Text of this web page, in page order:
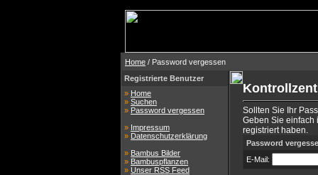
Home / Password vergessen
Registrierte Benutzer
» Home
» Suchen
» Password vergessen
» Impressum
» Datenschutzerklärung
» Bambus Bilder
» Bambuspflanzen
» Unser RSS Feed
Sollten Sie Ihr
Geben Sie einfach
registriert haben.
Password
E-Mail: